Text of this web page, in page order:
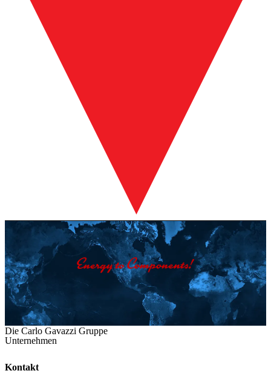
Die Carlo Gavazzi Gruppe
Unternehmen
Kontakt